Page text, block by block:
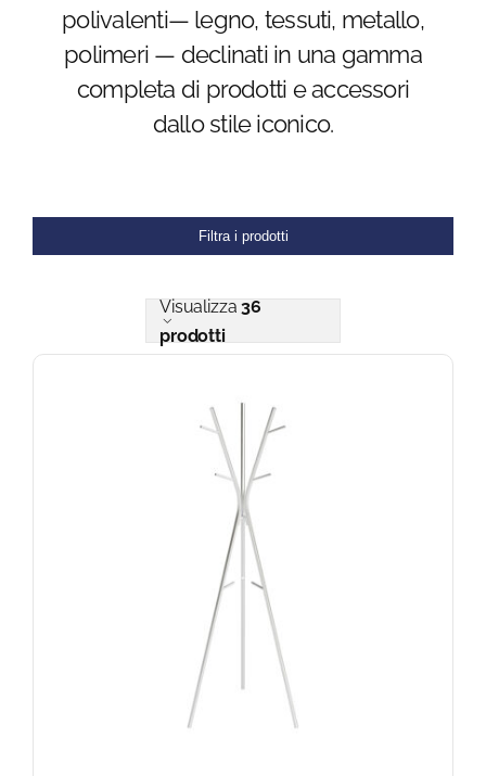
Blog
polivalenti— legno, tessuti, metallo,
polimeri — declinati in una gamma
completa di prodotti e accessori
dallo stile iconico.
Filtra i prodotti
Visualizza36
prodotti